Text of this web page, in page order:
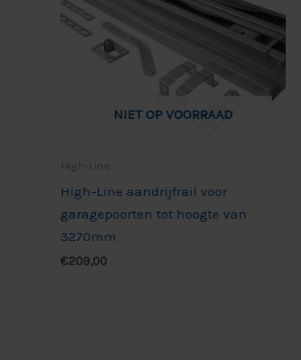
NIET OP VOORRAAD
High-Line
High-Line aandrijfrail voor
garagepoorten tot hoogte van
3270mm
€209,00